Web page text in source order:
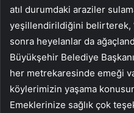
atıl durumdaki araziler
yeşillendirildiğini belirterek,
sonra heyelanlar da
Büyükşehir Belediye
her metrekaresinde emeği
köylerimizin yaşama
Emeklerinize sağlık çok